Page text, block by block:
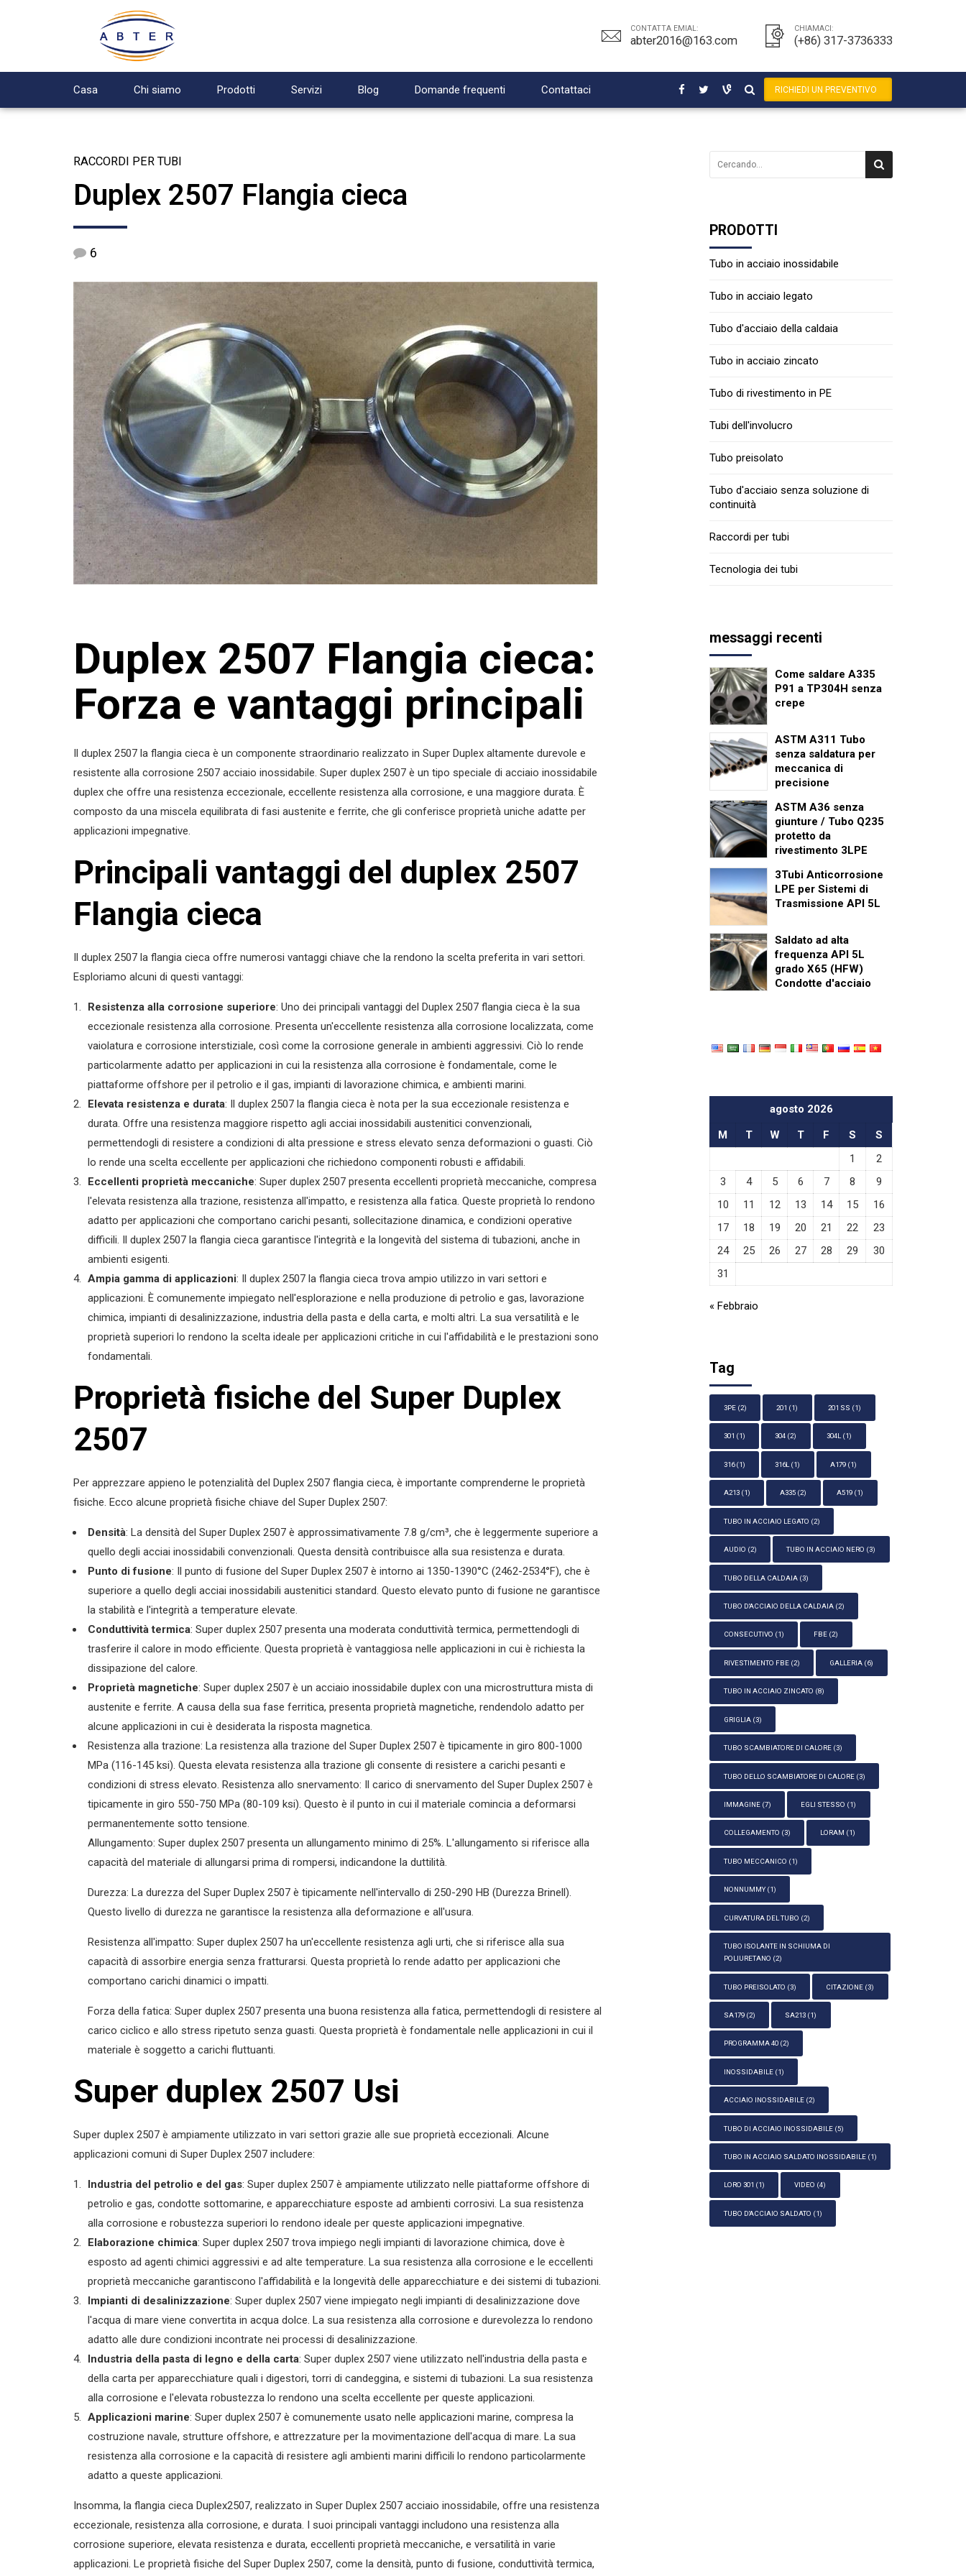
CONTATTA EMIAL:
abter2016@163.com
CHIAMACI:
(+86) 317-3736333
RICHIEDI UN PREVENTIVO
Casa Chi siamo Prodotti Servizi Blog Domande frequenti Contattaci
RACCORDI PER TUBI
Duplex 2507 Flangia cieca
6
Duplex 2507 Flangia cieca:
Forza e vantaggi principali
Il duplex 2507 la flangia cieca è un componente straordinario realizzato in Super Duplex altamente durevole e
resistente alla corrosione 2507 acciaio inossidabile. Super duplex 2507 è un tipo speciale di acciaio inossidabile
duplex che offre una resistenza eccezionale, eccellente resistenza alla corrosione, e una maggiore durata. È
composto da una miscela equilibrata di fasi austenite e ferrite, che gli conferisce proprietà uniche adatte per
applicazioni impegnative.
Principali vantaggi del duplex 2507
Flangia cieca
Il duplex 2507 la flangia cieca offre numerosi vantaggi chiave che la rendono la scelta preferita in vari settori.
Esploriamo alcuni di questi vantaggi:
Resistenza alla corrosione superiore: Uno dei principali vantaggi del Duplex 2507 flangia cieca è la sua
eccezionale resistenza alla corrosione. Presenta un'eccellente resistenza alla corrosione localizzata, come
vaiolatura e corrosione interstiziale, così come la corrosione generale in ambienti aggressivi. Ciò lo rende
particolarmente adatto per applicazioni in cui la resistenza alla corrosione è fondamentale, come le
piattaforme offshore per il petrolio e il gas, impianti di lavorazione chimica, e ambienti marini.
Elevata resistenza e durata: Il duplex 2507 la flangia cieca è nota per la sua eccezionale resistenza e
durata. Offre una resistenza maggiore rispetto agli acciai inossidabili austenitici convenzionali,
permettendogli di resistere a condizioni di alta pressione e stress elevato senza deformazioni o guasti. Ciò
lo rende una scelta eccellente per applicazioni che richiedono componenti robusti e affidabili.
Eccellenti proprietà meccaniche: Super duplex 2507 presenta eccellenti proprietà meccaniche, compresa
l'elevata resistenza alla trazione, resistenza all'impatto, e resistenza alla fatica. Queste proprietà lo rendono
adatto per applicazioni che comportano carichi pesanti, sollecitazione dinamica, e condizioni operative
difficili. Il duplex 2507 la flangia cieca garantisce l'integrità e la longevità del sistema di tubazioni, anche in
ambienti esigenti.
Ampia gamma di applicazioni: Il duplex 2507 la flangia cieca trova ampio utilizzo in vari settori e
applicazioni. È comunemente impiegato nell'esplorazione e nella produzione di petrolio e gas, lavorazione
chimica, impianti di desalinizzazione, industria della pasta e della carta, e molti altri. La sua versatilità e le
proprietà superiori lo rendono la scelta ideale per applicazioni critiche in cui l'affidabilità e le prestazioni sono
fondamentali.
Proprietà fisiche del Super Duplex
2507
Per apprezzare appieno le potenzialità del Duplex 2507 flangia cieca, è importante comprenderne le proprietà
fisiche. Ecco alcune proprietà fisiche chiave del Super Duplex 2507:
Densità: La densità del Super Duplex 2507 è approssimativamente 7.8 g/cm³, che è leggermente superiore a
quello degli acciai inossidabili convenzionali. Questa densità contribuisce alla sua resistenza e durata.
Punto di fusione: Il punto di fusione del Super Duplex 2507 è intorno ai 1350-1390°C (2462-2534°F), che è
superiore a quello degli acciai inossidabili austenitici standard. Questo elevato punto di fusione ne garantisce
la stabilità e l'integrità a temperature elevate.
Conduttività termica: Super duplex 2507 presenta una moderata conduttività termica, permettendogli di
trasferire il calore in modo efficiente. Questa proprietà è vantaggiosa nelle applicazioni in cui è richiesta la
dissipazione del calore.
Proprietà magnetiche: Super duplex 2507 è un acciaio inossidabile duplex con una microstruttura mista di
austenite e ferrite. A causa della sua fase ferritica, presenta proprietà magnetiche, rendendolo adatto per
alcune applicazioni in cui è desiderata la risposta magnetica.
Resistenza alla trazione: La resistenza alla trazione del Super Duplex 2507 è tipicamente in giro 800-1000
MPa (116-145 ksi). Questa elevata resistenza alla trazione gli consente di resistere a carichi pesanti e
condizioni di stress elevato. Resistenza allo snervamento: Il carico di snervamento del Super Duplex 2507 è
tipicamente in giro 550-750 MPa (80-109 ksi). Questo è il punto in cui il materiale comincia a deformarsi
permanentemente sotto tensione.
Allungamento: Super duplex 2507 presenta un allungamento minimo di 25%. L'allungamento si riferisce alla
capacità del materiale di allungarsi prima di rompersi, indicandone la duttilità.
Durezza: La durezza del Super Duplex 2507 è tipicamente nell'intervallo di 250-290 HB (Durezza Brinell).
Questo livello di durezza ne garantisce la resistenza alla deformazione e all'usura.
Resistenza all'impatto: Super duplex 2507 ha un'eccellente resistenza agli urti, che si riferisce alla sua
capacità di assorbire energia senza fratturarsi. Questa proprietà lo rende adatto per applicazioni che
comportano carichi dinamici o impatti.
Forza della fatica: Super duplex 2507 presenta una buona resistenza alla fatica, permettendogli di resistere al
carico ciclico e allo stress ripetuto senza guasti. Questa proprietà è fondamentale nelle applicazioni in cui il
materiale è soggetto a carichi fluttuanti.
Super duplex 2507 Usi
Super duplex 2507 è ampiamente utilizzato in vari settori grazie alle sue proprietà eccezionali. Alcune
applicazioni comuni di Super Duplex 2507 includere:
Industria del petrolio e del gas: Super duplex 2507 è ampiamente utilizzato nelle piattaforme offshore di
petrolio e gas, condotte sottomarine, e apparecchiature esposte ad ambienti corrosivi. La sua resistenza
alla corrosione e robustezza superiori lo rendono ideale per queste applicazioni impegnative.
Elaborazione chimica: Super duplex 2507 trova impiego negli impianti di lavorazione chimica, dove è
esposto ad agenti chimici aggressivi e ad alte temperature. La sua resistenza alla corrosione e le eccellenti
proprietà meccaniche garantiscono l'affidabilità e la longevità delle apparecchiature e dei sistemi di tubazioni.
Impianti di desalinizzazione: Super duplex 2507 viene impiegato negli impianti di desalinizzazione dove
l'acqua di mare viene convertita in acqua dolce. La sua resistenza alla corrosione e durevolezza lo rendono
adatto alle dure condizioni incontrate nei processi di desalinizzazione.
Industria della pasta di legno e della carta: Super duplex 2507 viene utilizzato nell'industria della pasta e
della carta per apparecchiature quali i digestori, torri di candeggina, e sistemi di tubazioni. La sua resistenza
alla corrosione e l'elevata robustezza lo rendono una scelta eccellente per queste applicazioni.
Applicazioni marine: Super duplex 2507 è comunemente usato nelle applicazioni marine, compresa la
costruzione navale, strutture offshore, e attrezzature per la movimentazione dell'acqua di mare. La sua
resistenza alla corrosione e la capacità di resistere agli ambienti marini difficili lo rendono particolarmente
adatto a queste applicazioni.
Insomma, la flangia cieca Duplex2507, realizzato in Super Duplex 2507 acciaio inossidabile, offre una resistenza
eccezionale, resistenza alla corrosione, e durata. I suoi principali vantaggi includono una resistenza alla
corrosione superiore, elevata resistenza e durata, eccellenti proprietà meccaniche, e versatilità in varie
applicazioni. Le proprietà fisiche del Super Duplex 2507, come la densità, punto di fusione, conduttività termica,
PRODOTTI
Tubo in acciaio inossidabile
Tubo in acciaio legato
Tubo d'acciaio della caldaia
Tubo in acciaio zincato
Tubo di rivestimento in PE
Tubi dell'involucro
Tubo preisolato
Tubo d'acciaio senza soluzione di
continuità
Raccordi per tubi
Tecnologia dei tubi
messaggi recenti
Come saldare A335
P91 a TP304H senza
crepe
ASTM A311 Tubo
senza saldatura per
meccanica di
precisione
ASTM A36 senza
giunture / Tubo Q235
protetto da
rivestimento 3LPE
3Tubi Anticorrosione
LPE per Sistemi di
Trasmissione API 5L
Saldato ad alta
frequenza API 5L
grado X65 (HFW)
Condotte d'acciaio
agosto 2026
M
T W T F S
S
1
2
3
4 5 6 7 8
9
10
11 12 13 14 15
16
17
18 19 20 21 22
23
24
25 26 27 28 29
30
31
« Febbraio
Tag
3PE(2) 201 (1) 201 SS (1)
301 (1) 304 (2) 304L(1)
316(1) 316L (1) A179 (1)
A213(1) A335 (2) A519 (1)
TUBO IN ACCIAIO LEGATO (2)
AUDIO (2) TUBO IN ACCIAIO NERO (3)
TUBO DELLA CALDAIA(3)
TUBO D'ACCIAIO DELLA CALDAIA(2)
CONSECUTIVO (1) FBE (2)
RIVESTIMENTO FBE(2) GALLERIA (6)
TUBO IN ACCIAIO ZINCATO (8)
GRIGLIA(3)
TUBO SCAMBIATORE DI CALORE(3)
TUBO DELLO SCAMBIATORE DI CALORE(3)
IMMAGINE(7) EGLI STESSO (1)
COLLEGAMENTO (3) LORAM (1)
TUBO MECCANICO (1)
NONNUMMY(1)
CURVATURA DEL TUBO (2)
TUBO ISOLANTE IN SCHIUMA DI
POLIURETANO (2)
TUBO PREISOLATO (3) CITAZIONE (3)
SA179(2) SA213 (1)
PROGRAMMA 40(2)
INOSSIDABILE(1)
ACCIAIO INOSSIDABILE(2)
TUBO DI ACCIAIO INOSSIDABILE(5)
TUBO IN ACCIAIO SALDATO INOSSIDABILE(1)
LORO 301 (1) VIDEO (4)
TUBO D'ACCIAIO SALDATO (1)